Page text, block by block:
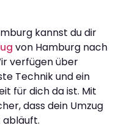
kannst du dir
von Hamburg nach
verfügen über
Technik und ein
für dich da ist. Mit
dass dein Umzug